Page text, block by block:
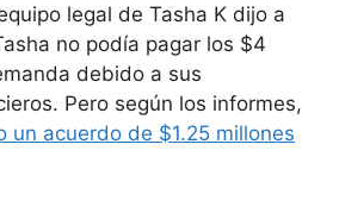
legal de Tasha K dijo a
no podía pagar los $4
debido a sus
Pero según los informes,
un acuerdo de $1.25 millones